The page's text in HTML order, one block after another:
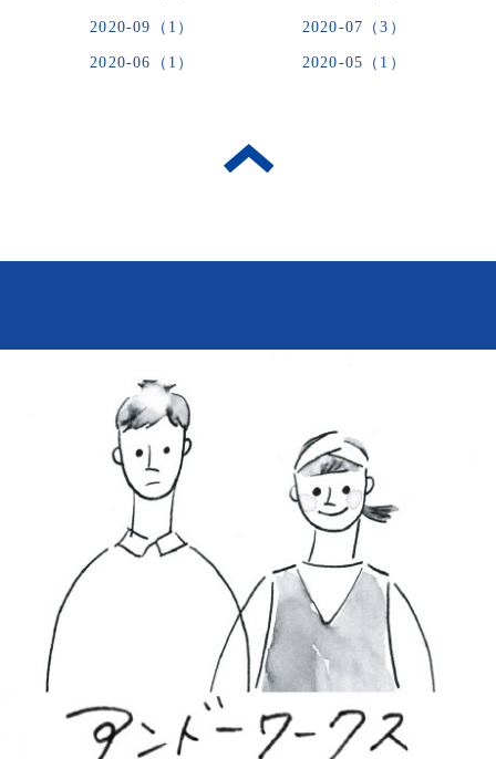
2020-09（1） 2020-07（3）
2020-06（1） 2020-05（1）